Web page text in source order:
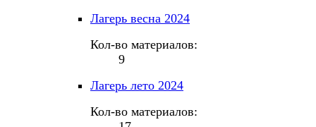
Лагерь весна 2024
Кол-во материалов:
9
Лагерь лето 2024
Кол-во материалов: